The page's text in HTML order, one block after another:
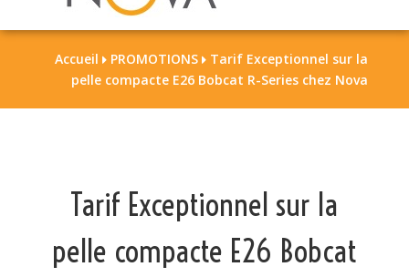
Accueil  PROMOTIONS  Tarif Exceptionnel sur la
pelle compacte E26 Bobcat R-Series chez Nova
Tarif Exceptionnel sur la
pelle compacte E26 Bobcat